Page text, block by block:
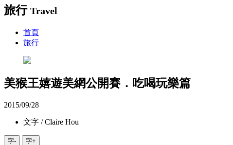
旅行 Travel
首頁
旅行
美猴王嬉遊美網公開賽．吃喝玩樂篇
2015/09/28
文字 / Claire Hou
字- 字+